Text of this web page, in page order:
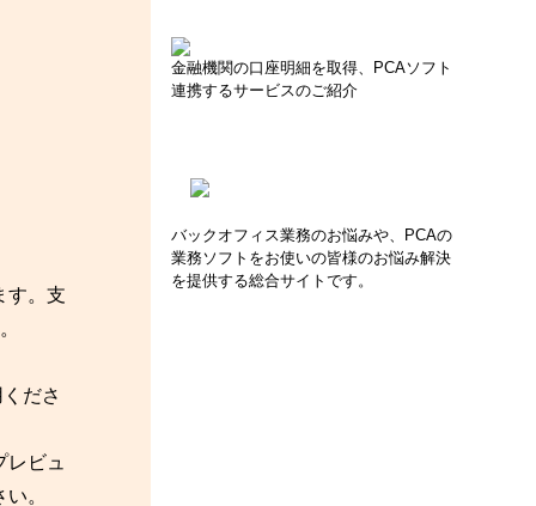
金融機関の口座明細を取得、PCAソフト
連携するサービスのご紹介
バックオフィス業務のお悩みや、PCAの
業務ソフトをお使いの皆様のお悩み解決
を提供する総合サイトです。
す。支
ださ
ビュ
。